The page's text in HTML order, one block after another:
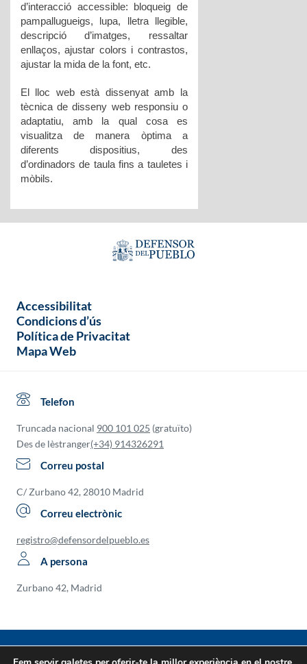
d’interacció accessible: bloqueig de
pampallugueigs, lupa, lletra llegible,
descripció d’imatges, ressaltar
enllaços, ajustar colors i contrastos,
ajustar la mida de la font, etc.
El lloc web està dissenyat amb la
tècnica de disseny web responsiu o
adaptatiu, amb la qual cosa es
visualitza de manera òptima a
diferents dispositius, des
d’ordinadors de taula fins a tauletes i
mòbils.
Accessibilitat
Condicions d’ús
Política de Privacitat
Mapa Web
Telefon
Truncada nacional 900 101 025 (gratuïto)
Des de lèstranger(+34) 914326291
Correu postal
C/ Zurbano 42, 28010 Madrid
Correu electrònic
registro@defensordelpueblo.es
A persona
Zurbano 42, Madrid